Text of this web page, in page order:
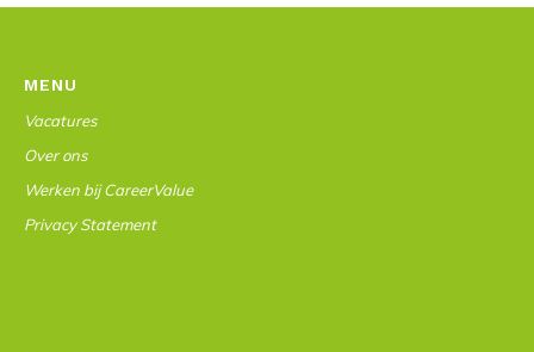
MENU
Vacatures
Over ons
Werken bij CareerValue
Privacy Statement